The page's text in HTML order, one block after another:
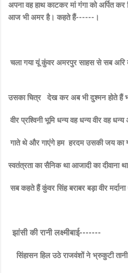
अपना वह हाथ काटकर मां गंगा को अर्पित कर
आज भी अमर है। कहते हैं------।
चला गया यूं कुंवर अमरपुर
उसका चित्र देख कर अब भी दुश्मन होते हैं
वीर प्रश्विनी भूमि धन्य वह धन्य वीर वह धन्य
गाते थे और गाएंगे हम हरदम उसकी जय का
स्वतंत्रता का सैनिक था आजादी का
सब कहते हैं कुंवर सिंह बराबर बड़ा वीर
झांसी की रानी
सिंहासन हिल उठे राजवंशों ने भ्रुकुटी